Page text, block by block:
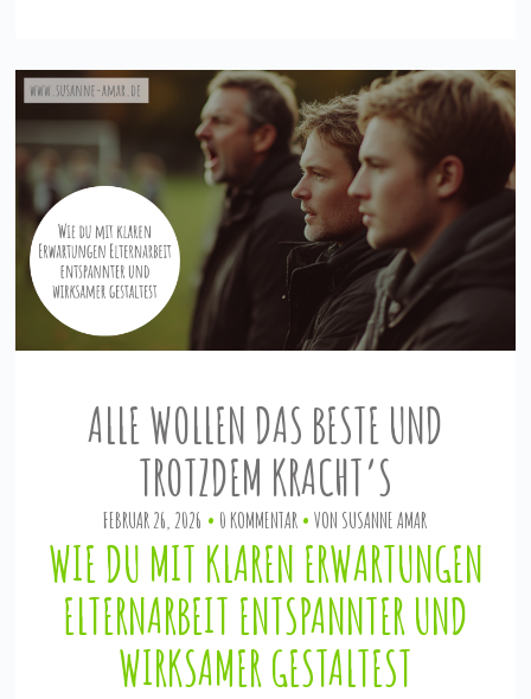
ALLE WOLLEN DAS BESTE UND
TROTZDEM KRACHT’S
FEBRUAR 26, 2026 0 KOMMENTAR VON SUSANNE AMAR
WIE DU MIT KLAREN ERWARTUNGEN
ELTERNARBEIT ENTSPANNTER UND
WIRKSAMER GESTALTEST